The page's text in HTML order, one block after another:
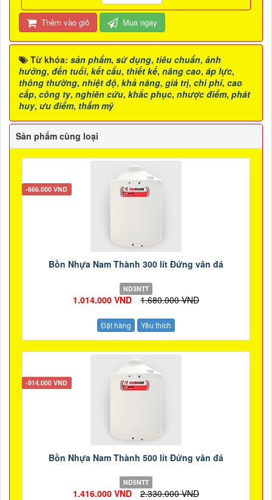
Thêm vào giỏ Mua ngay
Từ khóa: sản phẩm, sử dụng, tiêu chuẩn, ảnh
hưởng, đến tuổi, kết cấu, thiết kế, nâng cao, áp lực,
thông thường, nhiệt độ, khả năng, giá trị, chi phí, cao
cấp, công ty, nghiên cứu, khắc phục, nhược điểm, phát
huy, ưu điểm, thẩm mỹ
Sản phẩm cùng loại
-666.000 VND
Bồn Nhựa Nam Thành 300 lít Đứng vân đá
ND3NTT
1.014.000 VND 1.680.000 VND
Đặt hàng Yêu thích
-914.000 VND
Bồn Nhựa Nam Thành 500 lít Đứng vân đá
ND5NTT
1.416.000 VND 2.330.000 VND